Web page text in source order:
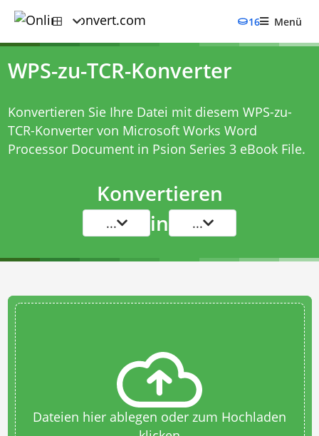
16 Menü
WPS-zu-TCR-Konverter
Konvertieren Sie Ihre Datei mit diesem WPS-zu-
TCR-Konvertervon Microsoft Works Word
Processor Document in Psion Series 3 eBook File.
Konvertieren
... in ...
Dateien hier ablegen oder zum Hochladen